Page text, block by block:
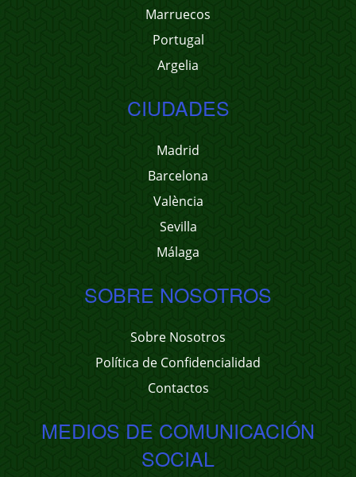
Marruecos
Portugal
Argelia
CIUDADES
Madrid
Barcelona
València
Sevilla
Málaga
SOBRE NOSOTROS
Sobre Nosotros
Política de Confidencialidad
Contactos
MEDIOS DE COMUNICACIÓN
SOCIAL